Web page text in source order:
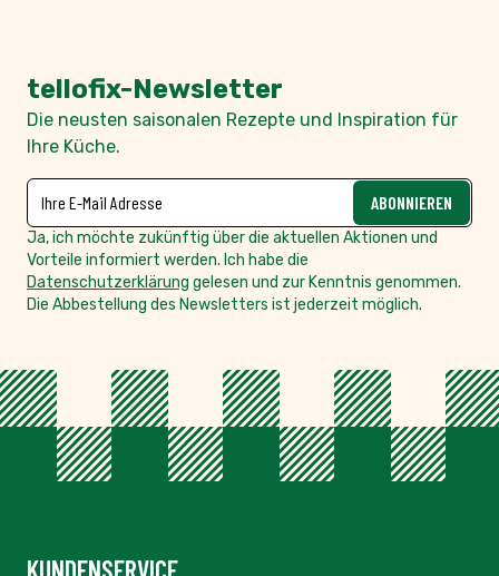
tellofix-Newsletter
Die neusten saisonalen Rezepte und Inspiration für
Ihre Küche.
NEWSLETTER E-Mailadresse
ABONNIEREN
Ja, ich möchte zukünftig über die aktuellen Aktionen und
Vorteile informiert werden. Ich habe die
Datenschutzerklärung gelesen und zur Kenntnis genommen.
Die Abbestellung des Newsletters ist jederzeit möglich.